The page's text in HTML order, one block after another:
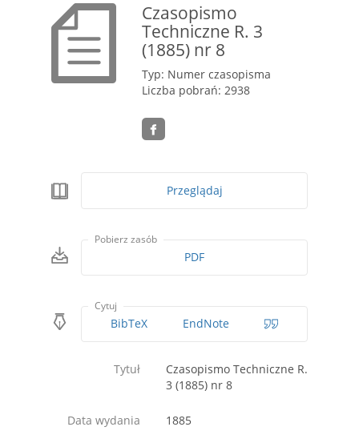
Czasopismo
Techniczne R. 3
(1885) nr 8
Typ: Numer czasopisma
Liczba pobrań: 2938
Przeglądaj
Pobierz zasób
PDF
Cytuj
BibTeX EndNote
Tytuł
Czasopismo Techniczne R.
3 (1885) nr 8
Data wydania 1885